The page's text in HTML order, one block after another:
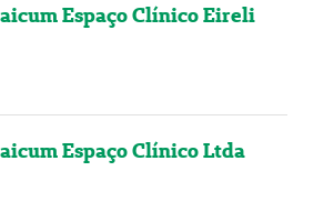
Espaço Clínico Eireli
Espaço Clínico Ltda